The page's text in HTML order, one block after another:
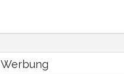
Werbung